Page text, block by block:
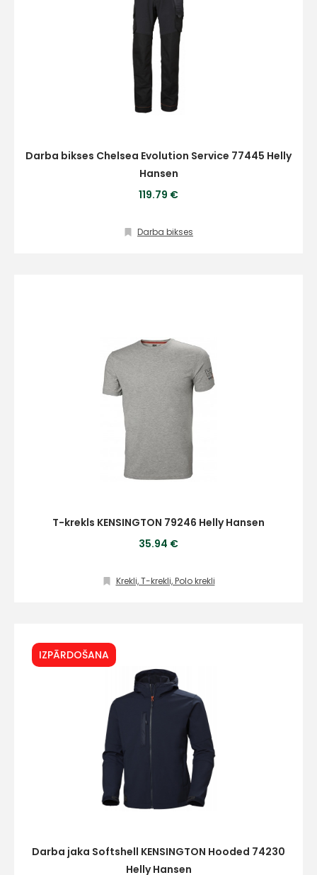
Darba bikses Chelsea Evolution Service 77445 Helly
Hansen
119.79 €
Darba bikses
T-krekls KENSINGTON 79246 Helly Hansen
35.94 €
Krekli, T-krekli, Polo krekli
IZPĀRDOŠANA
Darba jaka Softshell KENSINGTON Hooded 74230
Helly Hansen